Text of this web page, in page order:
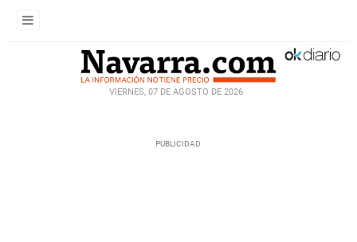
VIERNES, 07 DE AGOSTO DE 2026